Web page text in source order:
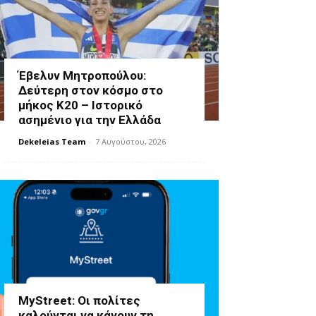
Έβελυν Μητροπούλου:
Δεύτερη στον κόσμο στο
μήκος Κ20 – Ιστορικό
ασημένιο για την Ελλάδα
Dekeleias Team - 7 Αυγούστου, 2026
MyStreet: Οι πολίτες